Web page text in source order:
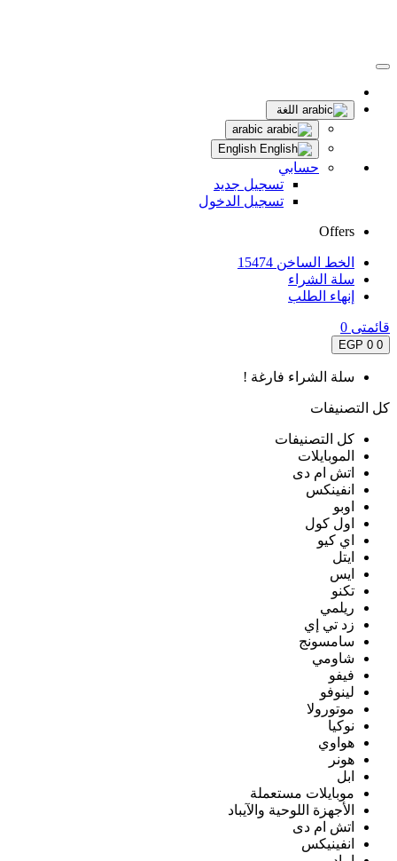
اللغة
حسابي
تسجيل جديد
تسجيل الدخول
Offers
الخط الساخن 15474
سلة الشراء
إنهاء الطلب
قائمتى 0
0
0 EGP
سلة الشراء فارغة !
كل التصنيفات
كل التصنيفات
الموبايلات
اتش ام دى
انفينكس
اوبو
اول كول
اي كيو
ايتل
ايس
تكنو
ريلمي
زد تي إي
سامسونج
شاومي
فيفو
لينوفو
موتورولا
نوكيا
هواوي
هونر
ابل
موبايلات مستعملة
الأجهزة اللوحية والآيباد
اتش ام دى
انفينيكس